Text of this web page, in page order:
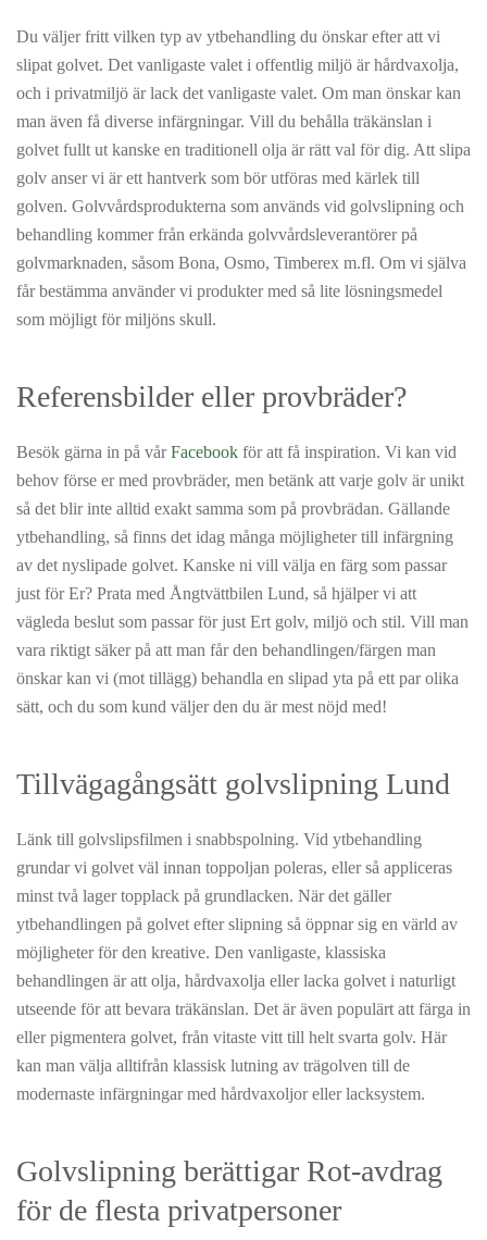
Du väljer fritt vilken typ av ytbehandling du önskar efter att vi
slipat golvet. Det vanligaste valet i offentlig miljö är hårdvaxolja,
och i privatmiljö är lack det vanligaste valet. Om man önskar kan
man även få diverse infärgningar. Vill du behålla träkänslan i
golvet fullt ut kanske en traditionell olja är rätt val för dig. Att slipa
golv anser vi är ett hantverk som bör utföras med kärlek till
golven. Golvvårdsprodukterna som används vid golvslipning och
behandling kommer från erkända golvvårdsleverantörer på
golvmarknaden, såsom Bona, Osmo, Timberex m.fl. Om vi själva
får bestämma använder vi produkter med så lite lösningsmedel
som möjligt för miljöns skull.
Referensbilder eller provbräder?
Besök gärna in på vårFacebook för att få inspiration. Vi kan vid
behov förse er med provbräder, men betänk att varje golv är unikt
så det blir inte alltid exakt samma som på provbrädan. Gällande
ytbehandling, så finns det idag många möjligheter till infärgning
av det nyslipade golvet. Kanske ni vill välja en färg som passar
just för Er? Prata med Ångtvättbilen Lund, så hjälper vi att
vägleda beslut som passar för just Ert golv, miljö och stil. Vill man
vara riktigt säker på att man får den behandlingen/färgen man
önskar kan vi (mot tillägg) behandla en slipad yta på ett par olika
sätt, och du som kund väljer den du är mest nöjd med!
Tillvägagångsätt golvslipning Lund
Länk till golvslipsfilmen i snabbspolning. Vid ytbehandling
grundar vi golvet väl innan toppoljan poleras, eller så appliceras
minst två lager topplack på grundlacken. När det gäller
ytbehandlingen på golvet efter slipning så öppnar sig en värld av
möjligheter för den kreative. Den vanligaste, klassiska
behandlingen är att olja, hårdvaxolja eller lacka golvet i naturligt
utseende för att bevara träkänslan. Det är även populärt att färga in
eller pigmentera golvet, från vitaste vitt till helt svarta golv. Här
kan man välja alltifrån klassisk lutning av trägolven till de
modernaste infärgningar med hårdvaxoljor eller lacksystem.
Golvslipning berättigar Rot-avdrag
för de flesta privatpersoner